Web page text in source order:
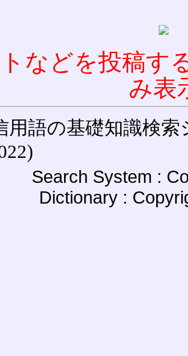
などを投稿す
み表
用語の基礎知識検索
Search System :
Dictionary :